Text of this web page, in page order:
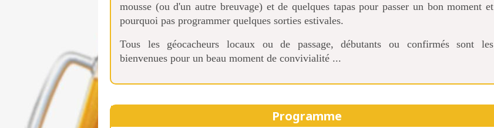
mousse (ou d'un autre breuvage) et de quelques tapas pour passer un bon moment et
pourquoi pas programmer quelques sorties estivales.
Tous les géocacheurs locaux ou de passage, débutants ou confirmés sont les
bienvenues pour un beau moment de convivialité ...
Programme